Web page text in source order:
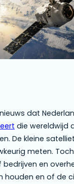
dat
die wereldwijd
De kleine
meten.
en
houden en of de